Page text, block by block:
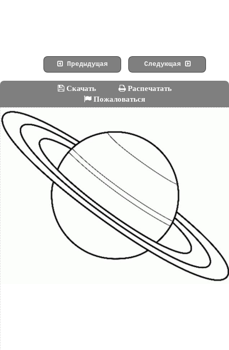
Предыдущая Следующая
Скачать
Распечатать
Пожаловаться